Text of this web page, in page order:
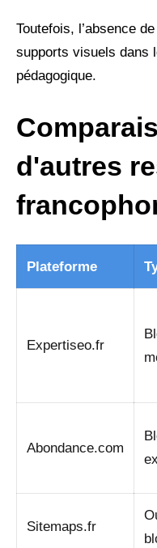
Toutefois, l’absence
supports visuels dans
pédagogique.
d'autres
Plateforme
Expertiseo.fr
Abondance.com
Sitemaps.fr